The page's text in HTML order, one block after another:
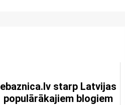
ebaznica.lv starp Latvijas
populārākajiem blogiem